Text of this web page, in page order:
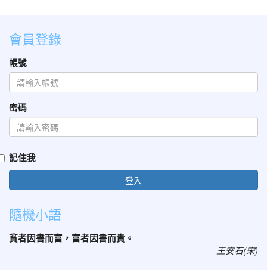
會員登錄
帳號
密碼
記住我
登入
隨機小語
貧者因書而富，富者因書而貴。
王安石(宋)